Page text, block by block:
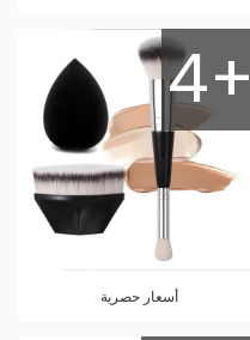
4+
أسعار حصرية